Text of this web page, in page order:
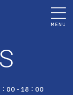
MENU
00 - 18：00